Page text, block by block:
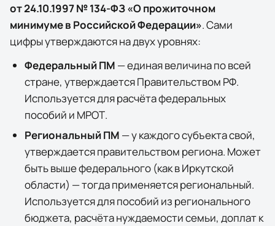
от 24.10.1997 № 134-ФЗ «О прожиточном
минимуме в Российской Федерации». Сами
цифры утверждаются на двух уровнях:
Федеральный ПМ — единая величина по всей
стране, утверждается Правительством РФ.
Используется для расчёта федеральных
пособий и МРОТ.
Региональный ПМ — у каждого субъекта свой,
утверждается правительством региона. Может
быть выше федерального (как вИркутской
области) — тогда применяется региональный.
Используется для пособий из регионального
бюджета, расчёта нуждаемости семьи, доплат к